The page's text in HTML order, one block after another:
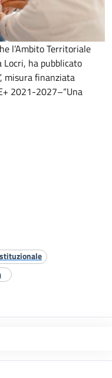
l’Ambito Territoriale
Locri, ha pubblicato
misura finanziata
2021-2027–“Una